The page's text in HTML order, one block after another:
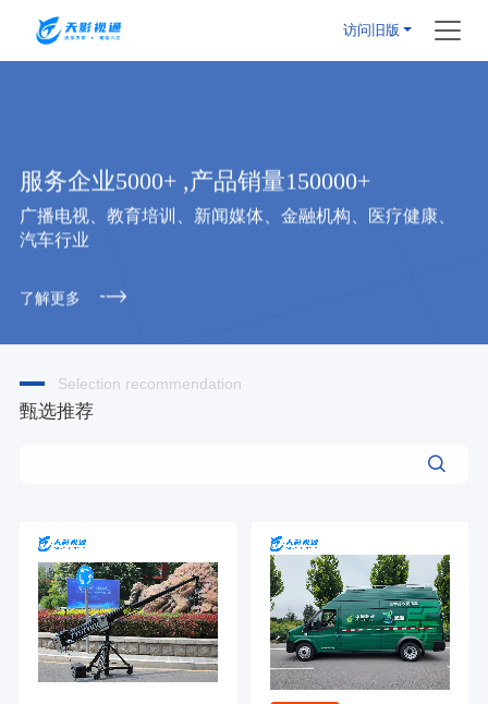
访问旧版
服务企业5000+ ,产品销量150000+
广播电视、教育培训、新闻媒体、金融机构、医疗健康、
汽车行业
了解更多
Selection recommendation
甄选推荐